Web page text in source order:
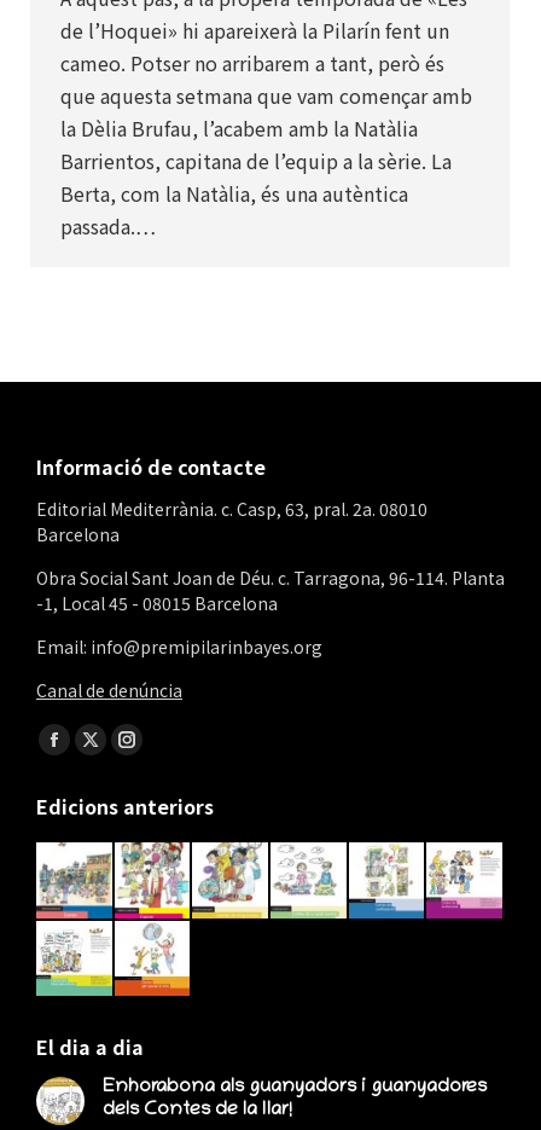
de l’Hoquei» hi apareixerà la Pilarín fent un
cameo. Potser no arribarem a tant, però és
que aquesta setmana que vam començar amb
la Dèlia Brufau, l’acabem amb la Natàlia
Barrientos, capitana de l’equip a la sèrie. La
Berta, com la Natàlia, és una autèntica
passada.…
Informació de contacte
Editorial Mediterrània. c. Casp, 63, pral. 2a. 08010
Barcelona
Obra Social Sant Joan de Déu. c. Tarragona, 96-114. Planta
-1, Local 45 - 08015 Barcelona
Email: info@premipilarinbayes.org
Canal de denúncia
Find us on:
Facebook
opens
in
new
window
X
opens
in
new
window
Instagram
opens
in
new
window
Edicions anteriors
El dia a dia
Enhorabona als guanyadors i guanyadores
dels Contes de la llar!